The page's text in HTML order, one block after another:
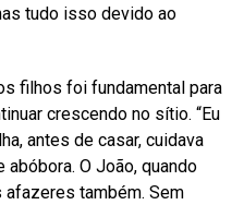
tudo isso devido ao
filhos foi fundamental para
crescendo no sítio. “Eu
antes de casar, cuidava
abóbora. O João, quando
afazeres também. Sem